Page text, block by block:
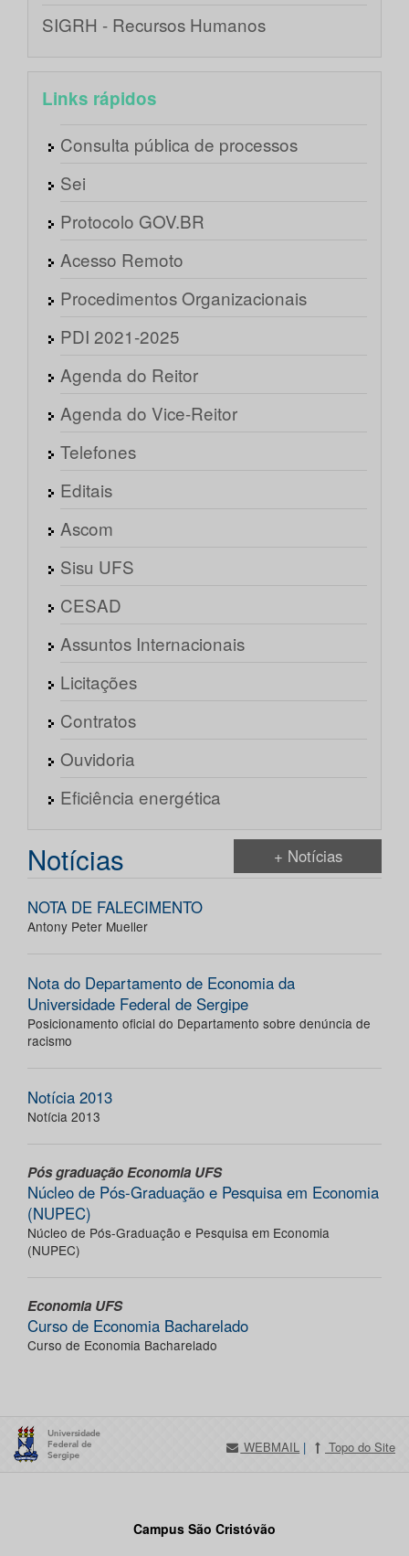
SIGRH - Recursos Humanos
Links rápidos
Consulta pública de processos
Sei
Protocolo GOV.BR
Acesso Remoto
Procedimentos Organizacionais
PDI 2021-2025
Agenda do Reitor
Agenda do Vice-Reitor
Telefones
Editais
Ascom
Sisu UFS
CESAD
Assuntos Internacionais
Licitações
Contratos
Ouvidoria
Eficiência energética
Notícias + Notícias
NOTA DE FALECIMENTO
Antony Peter Mueller
Nota do Departamento de Economia da
Universidade Federal de Sergipe
Posicionamento oficial do Departamento sobre denúncia de
racismo
Notícia 2013
Notícia 2013
Pós graduação Economia UFS
Núcleo de Pós-Graduação e Pesquisa em Economia
(NUPEC)
Núcleo de Pós-Graduação e Pesquisa em Economia
(NUPEC)
Economia UFS
Curso de Economia Bacharelado
Curso de Economia Bacharelado
WEBMAIL | Topo do Site
Campus São Cristóvão